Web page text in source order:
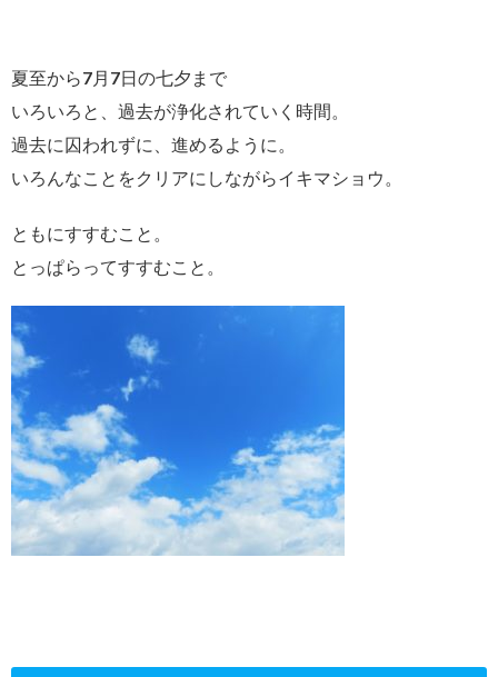
夏至から7月7日の七夕まで
いろいろと、過去が浄化されていく時間。
過去に囚われずに、進めるように。
いろんなことをクリアにしながらイキマショウ。
ともにすすむこと。
とっぱらってすすむこと。